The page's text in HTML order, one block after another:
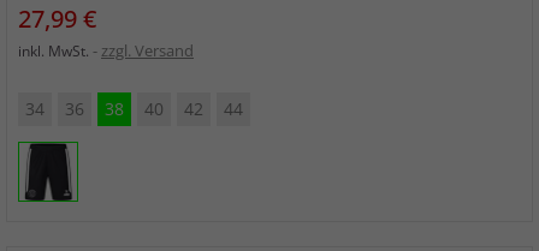
Preis
27,99 €
inkl. MwSt. zzgl. Versand
34 36 38 40 42 44